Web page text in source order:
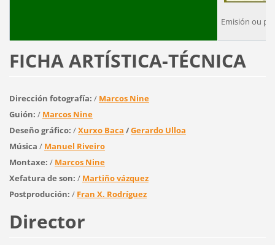
Emisión ou
FICHA ARTÍSTICA-TÉCNICA
Dirección fotografía: / Marcos Nine
Guión: / Marcos Nine
Deseño gráfico: /Xurxo Baca /Gerardo Ulloa
Música / Manuel Riveiro
Montaxe: / Marcos Nine
Xefatura de son: / Martiño vázquez
Postprodución: / Fran X. Rodríguez
Director